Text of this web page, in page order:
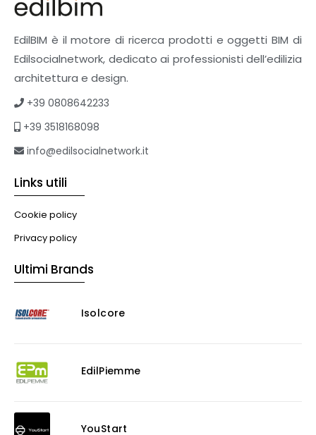
EdilBIM è il motore di ricerca prodotti e oggetti BIM di
Edilsocialnetwork, dedicato ai professionisti dell’edilizia
architettura e design.
+39 0808642233
+39 3518168098
info@edilsocialnetwork.it
Links utili
Cookie policy
Privacy policy
Ultimi Brands
Isolcore
EdilPiemme
YouStart